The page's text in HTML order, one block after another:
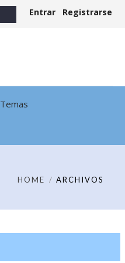
Entrar Registrarse
Temas
HOME ARCHIVOS